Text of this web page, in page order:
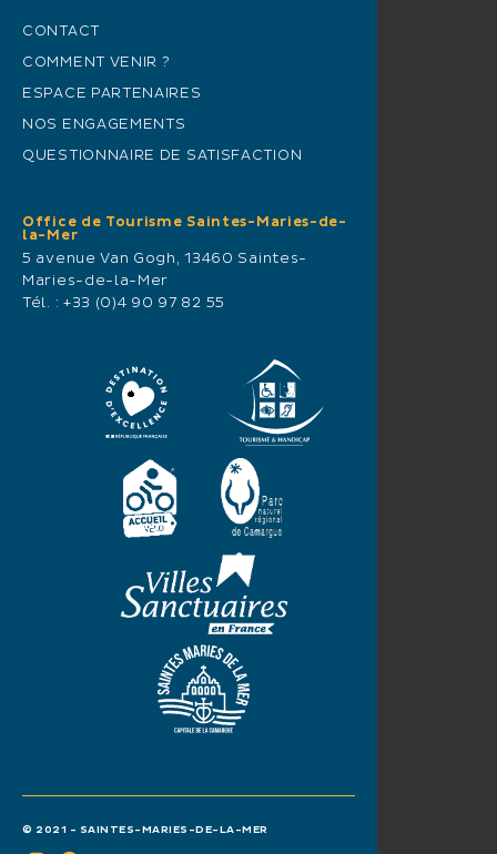
CONTACT
COMMENT VENIR ?
ESPACE PARTENAIRES
NOS ENGAGEMENTS
QUESTIONNAIRE DE SATISFACTION
Office de Tourisme Saintes-Maries-de-
la-Mer
5 avenue Van Gogh, 13460 Saintes-
Maries-de-la-Mer
Tél. : +33 (0)4 90 97 82 55
© 2021 - SAINTES-MARIES-DE-LA-MER